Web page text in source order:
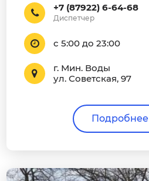
+7 (87922) 6-64-68
Диспетчер
с 5:00 до 23:00
г. Мин. Воды
ул. Советская, 97
Подробнее